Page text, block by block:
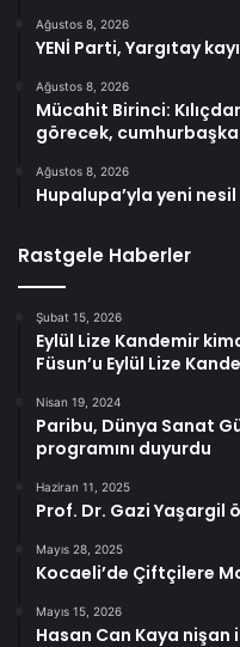
Ağustos 8, 2026
YENİ Parti, Yargıtay
Ağustos 8, 2026
Mücahit Birinci:
görecek,
Ağustos 8, 2026
Hupalupa’yla yeni
Rastgele Haberler
Şubat 15, 2026
Eylül Lize Kandemir
Füsun’u Eylül Lize
Nisan 19, 2024
Paribu, Dünya Sanat
programını duyurdu
Haziran 11, 2025
Prof. Dr. Gazi Yaşargil
Mayıs 28, 2025
Kocaeli’de Çiftçilere
Mayıs 15, 2026
Hasan Can Kaya nişan